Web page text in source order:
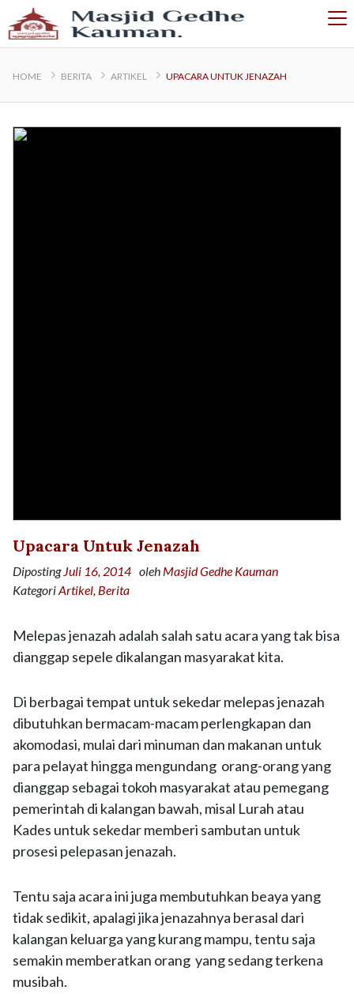
HOME BERITA ARTIKEL UPACARA UNTUK JENAZAH
Upacara Untuk Jenazah
DipostingJuli 16, 2014 oleh Masjid Gedhe Kauman
KategoriArtikel Berita
Melepas jenazah adalah salah satu acara yang tak bisa
dianggap sepele dikalangan masyarakat kita.
Di berbagai tempat untuk sekedar melepas jenazah
dibutuhkan bermacam-macam perlengkapan dan
akomodasi, mulai dari minuman dan makanan untuk
para pelayat hingga mengundang orang-orang yang
dianggap sebagai tokoh masyarakat atau pemegang
pemerintah di kalangan bawah, misal Lurah atau
Kades untuk sekedar memberi sambutan untuk
prosesi pelepasan jenazah.
Tentu saja acara ini juga membutuhkan beaya yang
tidak sedikit, apalagi jika jenazahnya berasal dari
kalangan keluarga yang kurang mampu, tentu saja
semakin memberatkan orang yang sedang terkena
musibah.